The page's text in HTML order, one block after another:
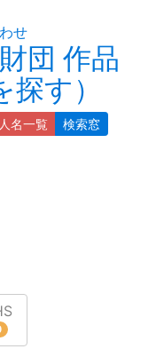
せ
団 作品
す）
人名一覧 検索窓